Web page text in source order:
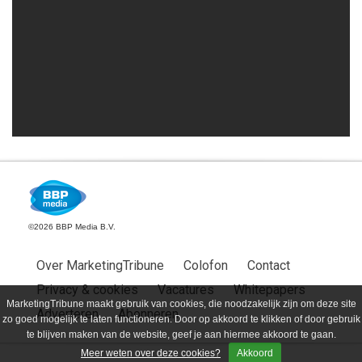
MarketingTribune maakt gebruik van cookies, die noodzakelijk zijn om deze site
zo goed mogelijk te laten functioneren. Door op akkoord te klikken of door gebruik
te blijven maken van de website, geef je aan hiermee akkoord te gaan.
Meer weten over deze cookies?
Akkoord
©2026 BBP Media B.V.
Over MarketingTribune Colofon
Contact
Privacy & cookies
Vacatures
Whitepapers
Adverteren
Abonneren